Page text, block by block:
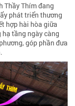
Thầy Thím đang
phát triển thương
hợp hài hòa giữa
tầng ngày càng
góp phần đưa